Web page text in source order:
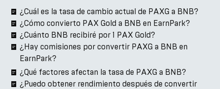
¿Cuál es la tasa de cambio actual de PAXG a BNB?
¿Cómo convierto PAX Gold a BNB en EarnPark?
¿Cuánto BNB recibiré por 1 PAX Gold?
¿Hay comisiones por convertir PAXG a BNB en
EarnPark?
¿Qué factores afectan la tasa de PAXG a BNB?
¿Puedo obtener rendimiento después de convertir